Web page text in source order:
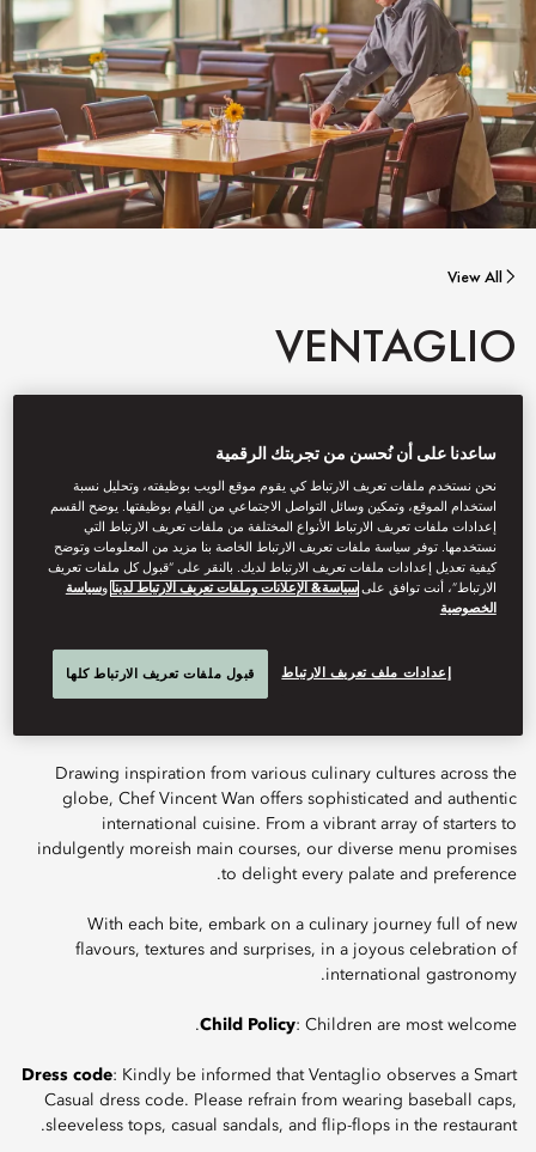
View All
VENTAGLIO
Book Table
Ventaglio offers a unique dining experience filled with natural
light. The iconic Benjamin tree, also known as the tree of
happiness, greets guests as they enter, setting the tone for a truly
Drawing inspiration from various culinary cultures across the
globe, Chef Vincent Wan offers sophisticated and authentic
international cuisine. From a vibrant array of starters to
indulgently moreish main courses, our diverse menu promises
to delight every palate and preference.
With each bite, embark on a culinary journey full of new
flavours, textures and surprises, in a joyous celebration of
international gastronomy.
Child Policy: Children are most welcome.
Dress code: Kindly be informed that Ventaglio observes a Smart
Casual dress code. Please refrain from wearing baseball caps,
sleeveless tops, casual sandals, and flip-flops in the restaurant.
ساعدنا على أن نُحسن من تجربتك الرقمية
نحن نستخدم ملفات تعريف الارتباط كي يقوم موقع الويب بوظيفته، وتحليل نسبة
استخدام الموقع، وتمكين وسائل التواصل الاجتماعي من القيام بوظيفتها. يوضح القسم
إعدادات ملفات تعريف الارتباط الأنواع المختلفة من ملفات تعريف الارتباط التي
نستخدمها. توفر سياسة ملفات تعريف الارتباط الخاصة بنا مزيد من المعلومات وتوضح
كيفية تعديل إعدادات ملفات تعريف الارتباط لديك. بالنقر على “قبول كل ملفات تعريف
الارتباط”، أنت توافق علىسياسة& الإعلانات وملفات تعريف الارتباط لدينا وسياسة
الخصوصية
إعدادات ملف تعريف الارتباط قبول ملفات تعريف الارتباط كلها